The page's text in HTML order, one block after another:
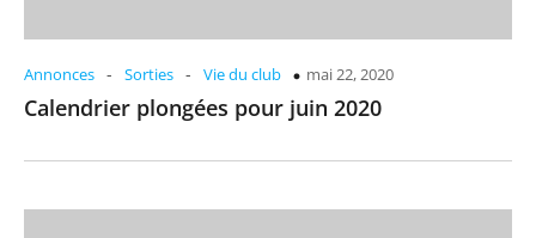
Annonces - Sorties - Vie du club mai 22, 2020
Calendrier plongées pour juin 2020